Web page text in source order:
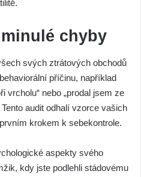
chyby
svých ztrátových obchodů
příčinu, například
vrcholu“ nebo „prodal jsem ze
audit odhalí vzorce vašich
krokem k sebekontrole.
aspekty svého
kdy jste podlehli stádovému